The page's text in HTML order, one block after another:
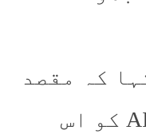
کہ مقصد
یہ ہونا چاہیے کہ AI کو اس